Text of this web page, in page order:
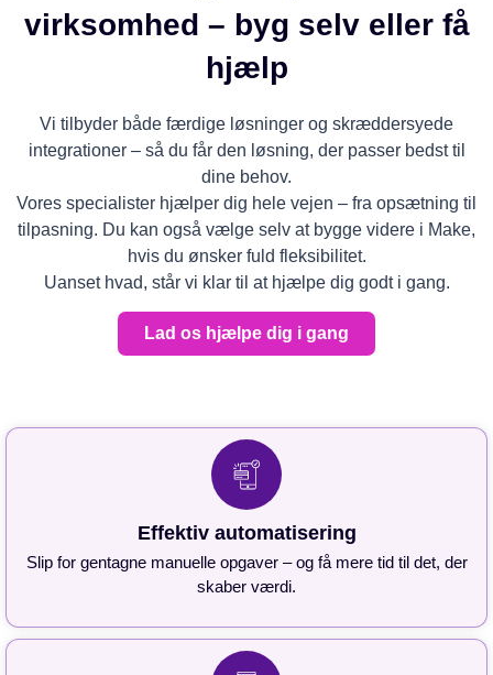
virksomhed – byg selv eller få
hjælp
Vi tilbyder både færdige løsninger og skræddersyede
integrationer – så du får den løsning, der passer bedst til
dine behov.
Vores specialister hjælper dig hele vejen – fra opsætning til
tilpasning. Du kan også vælge selv at bygge videre i Make,
hvis du ønsker fuld fleksibilitet.
Uanset hvad, står vi klar til at hjælpe dig godt i gang.
Lad os hjælpe dig i gang
Effektiv automatisering
Slip for gentagne manuelle opgaver – og få mere tid til det, der
skaber værdi.